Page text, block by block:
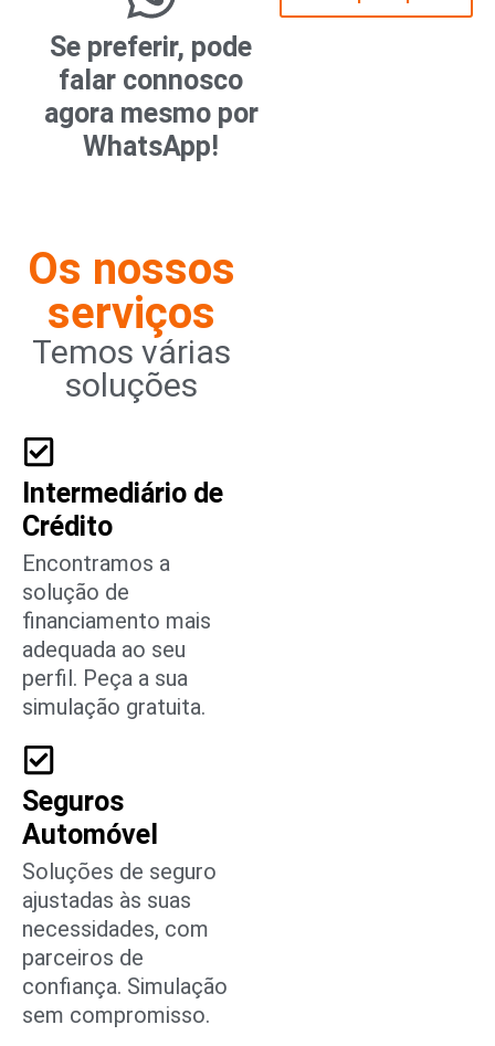
Se preferir, pode
falar connosco
agora mesmo por
WhatsApp!
Os nossos
serviços
Temos várias
soluções
Intermediário de
Crédito
Encontramos a
solução de
financiamento mais
adequada ao seu
perfil. Peça a sua
simulação gratuita.
Seguros
Automóvel
Soluções de seguro
ajustadas às suas
necessidades, com
parceiros de
confiança. Simulação
sem compromisso.